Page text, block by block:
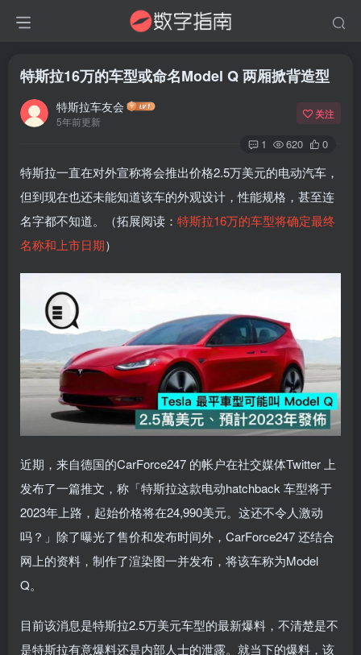
特斯拉16万的车型或命名Model Q 两厢掀背造型
特斯拉车友会
5年前更新
关注
1 620 0
特斯拉一直在对外宣称将会推出价格2.5万美元的电动汽车，
但到现在也还未能知道该车的外观设计，性能规格，甚至连
名字都不知道。（拓展阅读： 特斯拉16万的车型将确定最终
名称和上市日期）
近期，来自德国的CarForce247 的帐户在社交媒体Twitter 上
发布了一篇推文，称「特斯拉这款电动hatchback 车型将于
2023年上路，起始价格将在24,990美元。这还不令人激动
吗？」除了曝光了售价和发布时间外，CarForce247 还结合
网上的资料，制作了渲染图一并发布，将该车称为Model
Q。
目前该消息是特斯拉2.5万美元车型的最新爆料，不清楚是不
是特斯拉有意爆料还是内部人士的泄露。就当下的爆料，该